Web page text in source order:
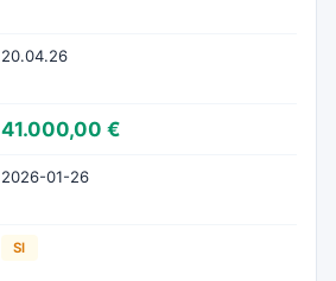
20.04.26
41.000,00 €
2026-01-26
SI